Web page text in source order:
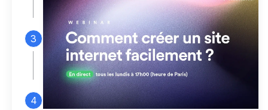
espace d'administration
Personnalisez entièrement le
designpour créer un site web sur-mesure,
à votre image
Ajoutez des pagessans limite pour